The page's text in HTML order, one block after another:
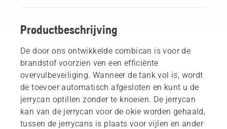
Productbeschrijving
De door ons ontwikkelde combican is voor de
brandstof voorzien ven een efficiënte
overvulbeveiliging. Wanneer de tank vol is, wordt
de toevoer automatisch afgesloten en kunt u de
jerrycan optillen zonder te knoeien. De jerrycan
kan van de jerrycan voor de okie worden gehaald,
tussen de jerrycans is plaats voor vijlen en ander